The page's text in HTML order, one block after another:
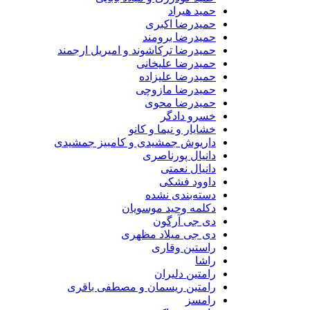
حمید هیراد
حمیدرضا اکبری
حمیدرضا برومند
حمیدرضا ترکاشوند و امیریل ارجمند
حمیدرضا علیخانی
حمیدرضا علیزاده
حمیدرضا مازوچی
حمیدرضا محوی
خسرو دادگر
خشایار و نیما و کانو
داریوش جمشیدی و کامبیز جمشیدی
دانیال پورناصری
دانیال نعمتی
داوود فشکی
دسته‌بندی نشده
دکلمه وحید موسویان
دی جی آرگون
دی جی میلاد مظهری
راستین وقاری
راشا
رامتین دلیران
رامتین ریسمان و مصطفی باقری
رامسز